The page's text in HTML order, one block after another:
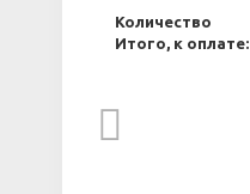
Количество
Итого, к оплате: